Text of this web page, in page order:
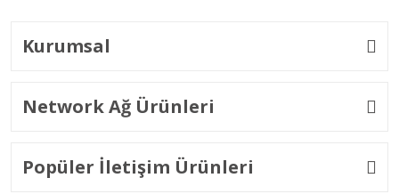
Kurumsal
Network Ağ Ürünleri
Popüler İletişim Ürünleri